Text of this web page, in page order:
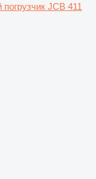
JCB 411